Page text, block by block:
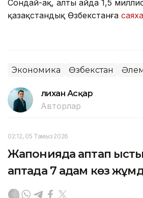
Сондай-ақ, алты айда 1,5
қазақстандық Өзбекстанға
Экономика Өзбекстан
Әлихан Асқар
Авторлар
02:12, 05 Тамыз 2026
Жапонияда аптап
аптада 7 адам көз